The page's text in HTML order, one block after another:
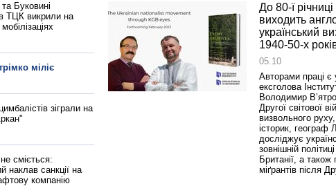
Буковині
ТЦК викрили на
міліє
зіграли на
сміється:
наклав санкції на
компанію
До 80-ї
виходить
український
1940-50-х
05.10
Авторами праці є
ексголова
Володимир
Другої світової
визвольного
історик,
досліджує
зовнішній
Британії, а
міґрантів після